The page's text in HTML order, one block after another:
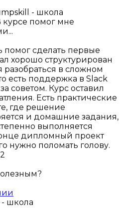
- школа
курсе помог мне
помог сделать первые
хорошо структурирован
разобраться в сложном
есть поддержка в Slack
советом. Курс оставил
Есть практические
где решение
и домашние задания,
выполняется
дипломный проект
нужно поломать голову.
школа